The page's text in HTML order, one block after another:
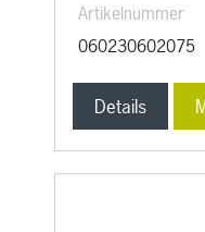
Artikelnummer
060230602075
Details